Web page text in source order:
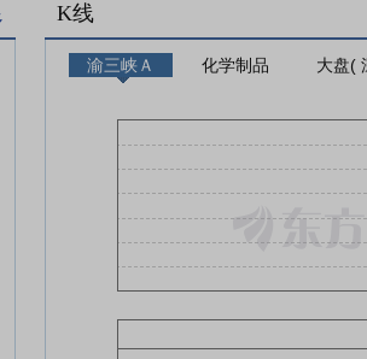
K线
渝三峡Ａ 化学制品 大盘(